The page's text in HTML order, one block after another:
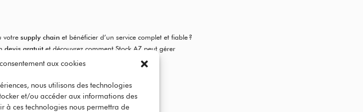
aux cookies
nous utilisons des technologies
et/ou accéder aux informations des
à ces technologies nous permettra de
votre supply chain et bénéficier d’un service complet et fiable ?
devis gratuit et découvrez comment Stock AZ peut gérer
des marchandises à la livraison et aux retours.